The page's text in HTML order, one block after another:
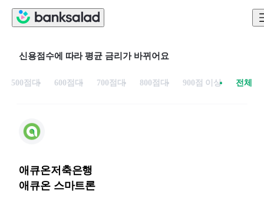
신용점수에 따라 평균 금리가 바뀌어요
500점대 600점대 700점대 800점대 900점 이상 전체
애큐온저축은행
애큐온 스마트론